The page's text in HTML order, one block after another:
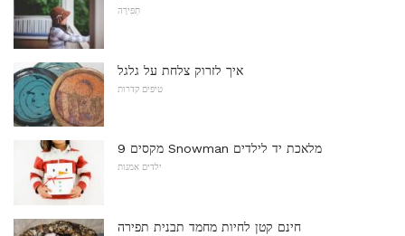
תְפִירָה
איך לזרוק צלחת על גלגל
טיפים קדרות
9 מקסים Snowman מלאכת יד לילדים
ילדים אמנות
חינם קטן לחיות מחמד תבנית תפירה